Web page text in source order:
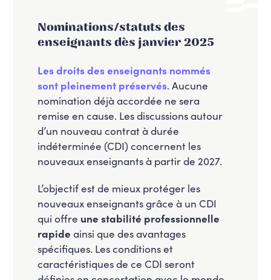
Nominations/statuts des
enseignants dès janvier 2025
Les droits des enseignants nommés
sont pleinement préservés. Aucune
nomination déjà accordée ne sera
remise en cause. Les discussions autour
d’un nouveau contrat à durée
indéterminée (CDI) concernent les
nouveaux enseignants à partir de 2027.
L’objectif est de mieux protéger les
nouveaux enseignants grâce à un CDI
qui offre une stabilité professionnelle
rapide ainsi que des avantages
spécifiques. Les conditions et
caractéristiques de ce CDI seront